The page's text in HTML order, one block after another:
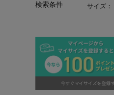
検索条件 サイズ：